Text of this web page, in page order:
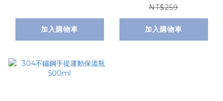
加入購物車
NT$259
加入購物車